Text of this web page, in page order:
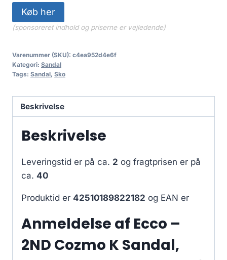
Køb her
(sponsoreret indhold og priserne er vejledende)
Varenummer (SKU): c4ea952d4e6f
Kategori: Sandal
Tags: Sandal, Sko
Beskrivelse
Beskrivelse
Leveringstid er på ca. 2 og fragtprisen er på
ca. 40
Produktid er 42510189822182 og EAN er
Anmeldelse af Ecco –
2ND Cozmo K Sandal,